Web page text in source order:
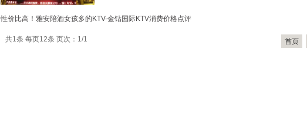
性价比高！雅安陪酒女孩多的KTV-金钻国际KTV消费价格点评
共1条 每页12条 页次：1/1 首页